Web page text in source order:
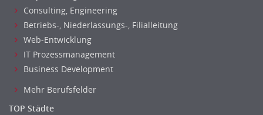
Consulting, Engineering
Betriebs-, Niederlassungs-, Filialleitung
Web-Entwicklung
IT Prozessmanagement
Business Development
Mehr Berufsfelder
TOP Städte